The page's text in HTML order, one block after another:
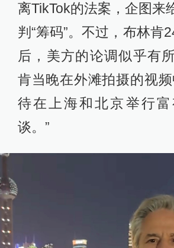
离TikTok的法案，企图来
判“筹码”。不过，布林肯
后，美方的论调似乎有
肯当晚在外滩拍摄的视频
待在上海和北京举行
谈。”